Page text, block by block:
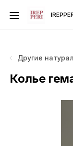
Другие
Колье